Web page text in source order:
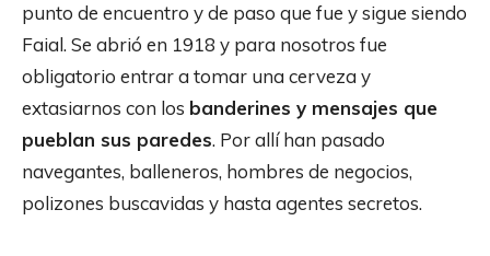
punto de encuentro y de paso que fue y sigue siendo
Faial. Se abrió en 1918 y para nosotros fue
obligatorio entrar a tomar una cerveza y
extasiarnos con los banderines y mensajes que
pueblan sus paredes. Por allí han pasado
navegantes, balleneros, hombres de negocios,
polizones buscavidas y hasta agentes secretos.